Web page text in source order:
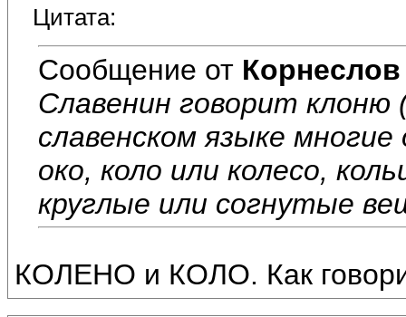
Цитата:
Сообщение от Корнеслов
Славенин говорит клоню
славенском языке
око, коло или колесо,
круглые или согнутые
КОЛЕНО и КОЛО. Как